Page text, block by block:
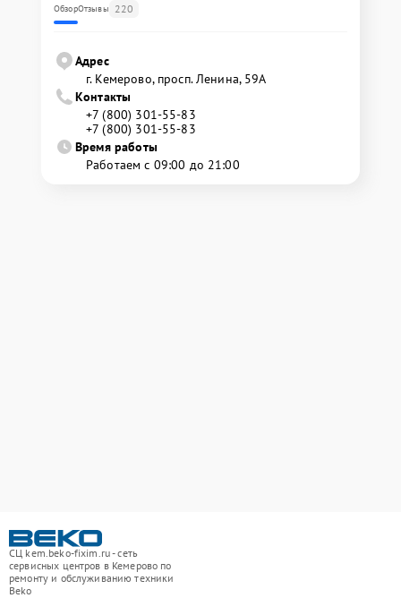
ОбзорОтзывы 220
Адрес
г. Кемерово, просп. Ленина, 59А
Контакты
+7 (800) 301-55-83
+7 (800) 301-55-83
Время работы
Работаем с 09:00 до 21:00
СЦ kem.beko-fixim.ru - сеть
сервисных центров в Кемерово по
ремонту и обслуживанию техники
Beko